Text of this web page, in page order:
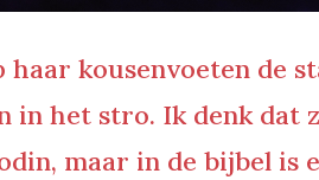
kousenvoeten de
in het stro. Ik denk dat
maar in de bijbel is